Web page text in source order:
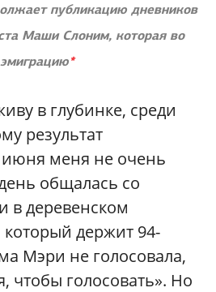
публикацию дневников
Маши Слоним, которая во
*
в глубинке, среди
результат
меня не очень
общалась со
в деревенском
держит 94-
Мэри не голосовала,
чтобы голосовать». Но